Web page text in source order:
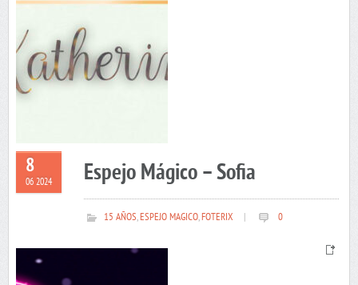
8
06 2024 Espejo Mágico – Sofia
15 AÑOS,ESPEJO MAGICO,FOTERIX 0